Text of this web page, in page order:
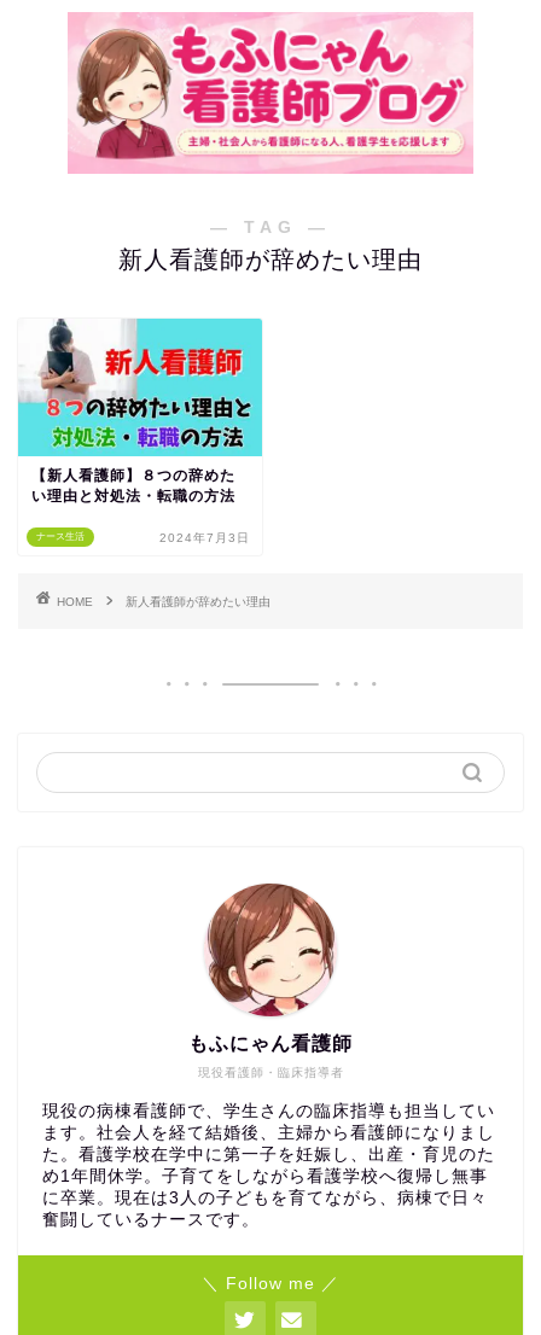
― TAG ―
新人看護師が辞めたい理由
ナース生活
【新人看護師】８つの辞めた
い理由と対処法・転職の方法
2024年7月3日
HOME 新人看護師が辞めたい理由
現役看護師・臨床指導者
もふにゃん看護師
現役の病棟看護師で、学生さんの臨床指導も担当してい
ます。社会人を経て結婚後、主婦から看護師になりまし
た。看護学校在学中に第一子を妊娠し、出産・育児のた
め1年間休学。子育てをしながら看護学校へ復帰し無事
に卒業。現在は3人の子どもを育てながら、病棟で日々
奮闘しているナースです。
＼ Follow me ／